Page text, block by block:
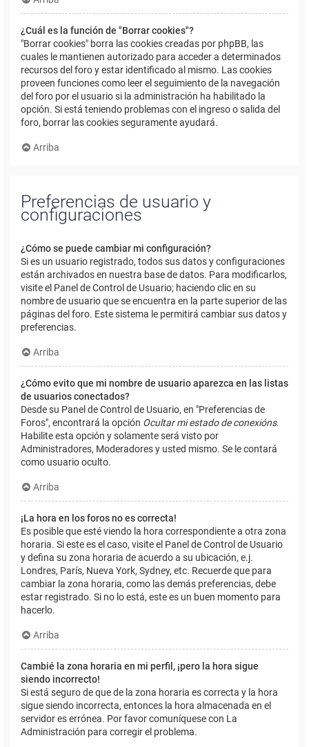
¿Cuál es la función de "Borrar cookies"?
"Borrar cookies" borra las cookies creadas por phpBB, las
cuales le mantienen autorizado para acceder a determinados
recursos del foro y estar identificado al mismo. Las cookies
proveen funciones como leer el seguimiento de la navegación
del foro por el usuario si la administración ha habilitado la
opción. Si está teniendo problemas con el ingreso o salida del
foro, borrar las cookies seguramente ayudará.
Arriba
Preferencias de usuario y
configuraciones
¿Cómo se puede cambiar mi configuración?
Si es un usuario registrado, todos sus datos y configuraciones
están archivados en nuestra base de datos. Para modificarlos,
visite el Panel de Control de Usuario; haciendo clic en su
nombre de usuario que se encuentra en la parte superior de las
páginas del foro. Este sistema le permitirá cambiar sus datos y
preferencias.
Arriba
¿Cómo evito que mi nombre de usuario aparezca en las listas
de usuarios conectados?
Desde su Panel de Control de Usuario, en "Preferencias de
Foros", encontrará la opción Ocultar mi estado de conexións.
Habilite esta opción y solamente será visto por
Administradores, Moderadores y usted mismo. Se le contará
como usuario oculto.
Arriba
¡La hora en los foros no es correcta!
Es posible que esté viendo la hora correspondiente a otra zona
horaria. Si este es el caso, visite el Panel de Control de Usuario
y defina su zona horaria de acuerdo a su ubicación, e.j.
Londres, París, Nueva York, Sydney, etc. Recuerde que para
cambiar la zona horaria, como las demás preferencias, debe
estar registrado. Si no lo está, este es un buen momento para
hacerlo.
Arriba
Cambié la zona horaria en mi perfil, ¡pero la hora sigue
siendo incorrecto!
Si está seguro de que de la zona horaria es correcta y la hora
sigue siendo incorrecta, entonces la hora almacenada en el
servidor es errónea. Por favor comuníquese con La
Administración para corregir el problema.